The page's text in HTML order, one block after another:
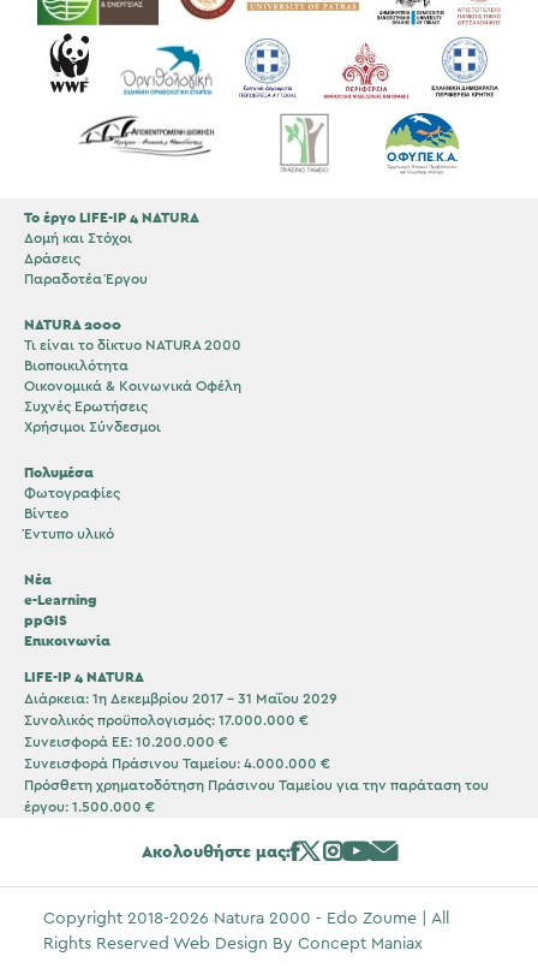
Το έργο LIFE-IP 4 NATURA
Δομή και Στόχοι
Δράσεις
Παραδοτέα Έργου
NATURA 2000
Τι είναι το δίκτυο NATURA 2000
Βιοποικιλότητα
Οικονομικά & Κοινωνικά Οφέλη
Συχνές Ερωτήσεις
Χρήσιμοι Σύνδεσμοι
Πολυμέσα
Φωτογραφίες
Βίντεο
Έντυπο υλικό
Νέα
e-Learning
ppGIS
Επικοινωνία
LIFE-IP 4 NATURA
Διάρκεια: 1η Δεκεμβρίου 2017 – 31 Μαΐου 2029
Συνολικός προϋπολογισμός: 17.000.000 €
Συνεισφορά ΕΕ: 10.200.000 €
Συνεισφορά Πράσινου Ταμείου: 4.000.000 €
Πρόσθετη χρηματοδότηση Πράσινου Ταμείου για την παράταση του
έργου: 1.500.000 €
Ακολουθήστε μας:
Copyright 2018-2026 Natura 2000 - Edo Zoume | All
Rights Reserved Web Design By Concept Maniax